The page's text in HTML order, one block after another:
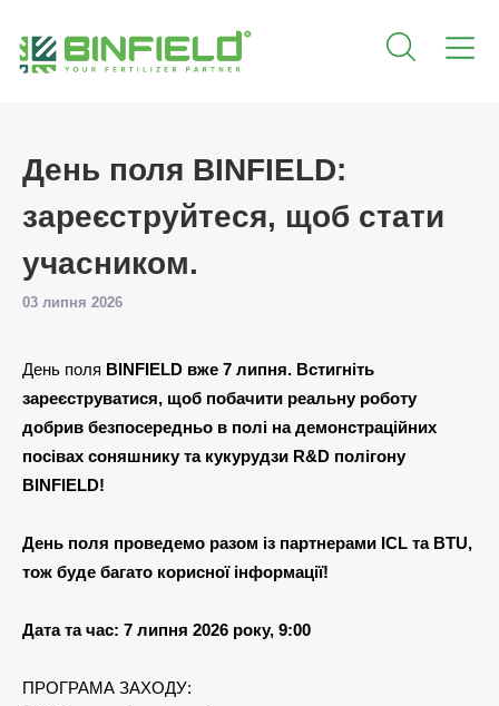
День поля BINFIELD:
зареєструйтеся, щоб стати
учасником.
03 липня 2026
День поля BINFIELD вже 7 липня. Встигніть
зареєструватися, щоб побачити реальну роботу
добрив безпосередньо в полі на демонстраційних
посівах соняшнику та кукурудзи R&D полігону
BINFIELD!
День поля проведемо разом із партнерами ICL та BTU,
тож буде багато корисної інформації!
Дата та час: 7 липня 2026 року, 9:00
ПРОГРАМА ЗАХОДУ: